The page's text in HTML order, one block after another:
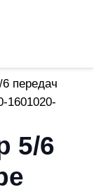
передач
1601020-
5/6